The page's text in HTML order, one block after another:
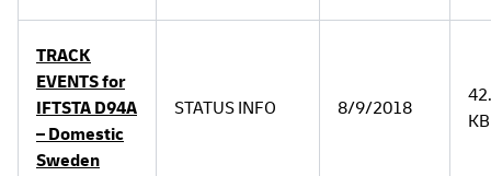
TRACK
EVENTS for
IFTSTA D94A
– Domestic
Sweden
STATUS INFO 8/9/2018
KB